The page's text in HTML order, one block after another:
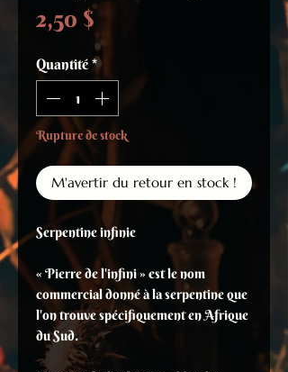
2,50 $Prix
Quantité *
Rupture de stock
M'avertir du retour en stock !
Serpentine infinie
« Pierre de l'infini » est le nom
commercial donné à la serpentine que
l'on trouve spécifiquement en Afrique
du Sud.